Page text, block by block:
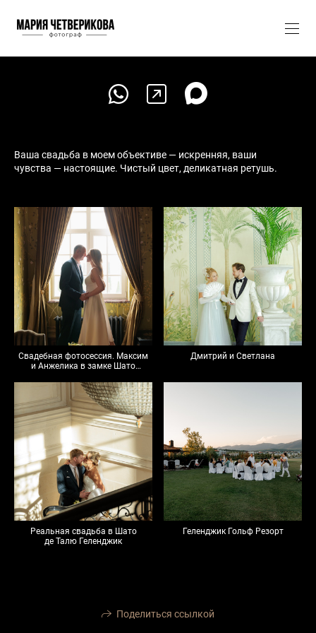
Ваша свадьба в моем объективе — искренняя, ваши
чувства — настоящие. Чистый цвет, деликатная ретушь.
Свадебная фотосессия. Максим
и Анжелика в замке Шато
Дмитрий и Светлана
Реальная свадьба в Шато
де Талю Геленджик
Геленджик Гольф Резорт
Поделиться ссылкой